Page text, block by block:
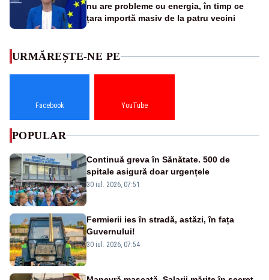
nu are probleme cu energia, în timp ce
țara importă masiv de la patru vecini
URMĂREȘTE-NE PE
Facebook YouTube
POPULAR
Continuă greva în Sănătate. 500 de
spitale asigură doar urgențele
30 iul. 2026, 07:51
Fermierii ies în stradă, astăzi, în fața
Guvernului!
30 iul. 2026, 07:54